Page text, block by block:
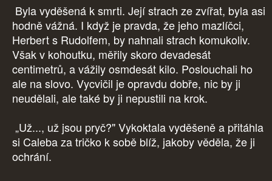
Byla vyděšená k smrti. Její strach ze zvířat, byla asi
hodně vážná. I když je pravda, že jeho mazlíčci,
Herbert s Rudolfem, by nahnali strach komukoliv.
Však v kohoutku, měřily skoro devadesát
centimetrů, a vážily osmdesát kilo. Poslouchali ho
ale na slovo. Vycvičil je opravdu dobře, nic by ji
neudělali, ale také by ji nepustili na krok.
„Už..., už jsou pryč?" Vykoktala vyděšeně a přitáhla
si Caleba za tričko k sobě blíž, jakoby věděla, že ji
ochrání.